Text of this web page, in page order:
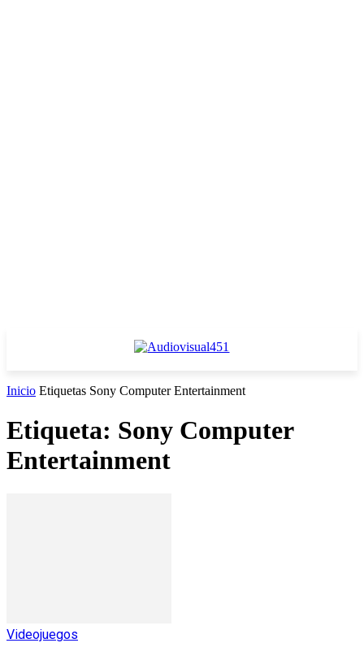
Inicio Etiquetas Sony Computer Entertainment
Etiqueta: Sony Computer
Entertainment
Videojuegos